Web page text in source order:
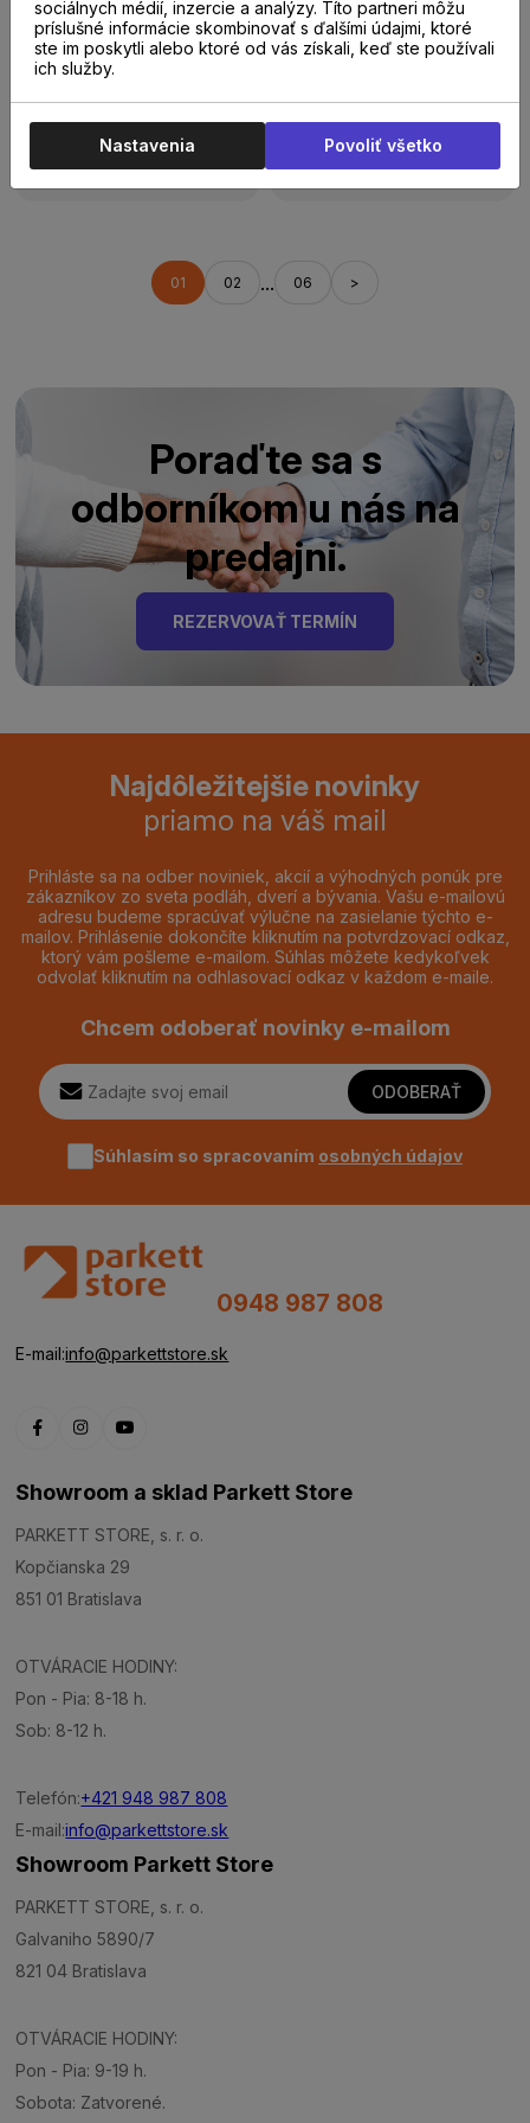
Do 14 dní
Quick-Step
Impressive Design
IMD8246 Dub
zázvorový
46,90 €/m²s DPH
Do 14 dní
Impressive Design
IMD8244 Dub
škoricový
46,90 €/m²s DPH
01 02 ... 06 >
Poraďte sa s
odborníkom u nás na
predajni.
REZERVOVAŤ TERMÍN
Najdôležitejšie novinky
priamo na váš mail
Prihláste sa na odber noviniek, akcií a výhodných ponúk pre
zákazníkov zo sveta podláh, dverí a bývania. Vašu e-mailovú
adresu budeme spracúvať výlučne na zasielanie týchto e-
mailov. Prihlásenie dokončíte kliknutím na potvrdzovací odkaz,
ktorý vám pošleme e-mailom. Súhlas môžete kedykoľvek
odvolať kliknutím na odhlasovací odkaz v každom e-maile.
Chcem odoberať novinky e-mailom
ODOBERAŤ
Súhlasím so spracovaním osobných údajov
0948 987 808
E-mail:info@parkettstore.sk
Showroom a sklad Parkett Store
PARKETT STORE, s. r. o.
Kopčianska 29
851 01 Bratislava
OTVÁRACIE HODINY:
Pon - Pia: 8-18 h.
Sob: 8-12 h.
Telefón:+421 948 987 808
E-mail:info@parkettstore.sk
Showroom Parkett Store
PARKETT STORE, s. r. o.
Galvaniho 5890/7
821 04 Bratislava
OTVÁRACIE HODINY:
Pon - Pia: 9-19 h.
Sobota: Zatvorené.
sociálnych médií, inzercie a analýzy. Títo partneri môžu
príslušné informácie skombinovať s ďalšími údajmi, ktoré
ste im poskytli alebo ktoré od vás získali, keď ste používali
ich služby.
Nastavenia Povoliť všetko